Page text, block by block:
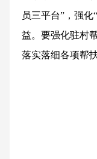
员三平台”，强
益。要强化驻村
落实落细各项帮